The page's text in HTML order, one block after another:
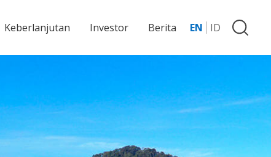
Keberlanjutan Investor Berita EN ID